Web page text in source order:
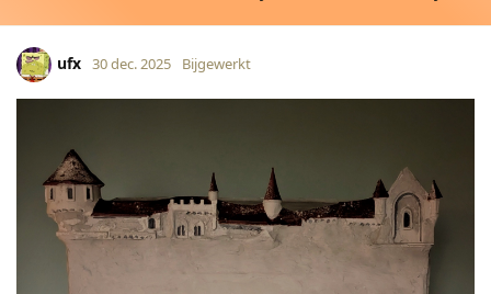
ufx 30 dec. 2025 Bijgewerkt